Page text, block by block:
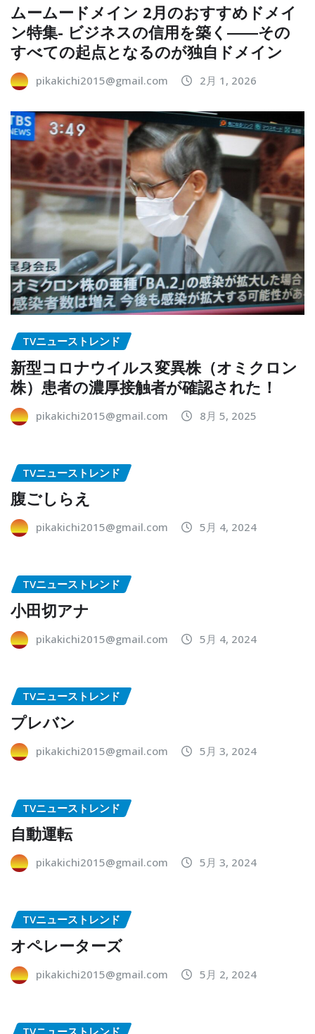
ムームードメイン 2月のおすすめドメイ
ン特集- ビジネスの信用を築く――その
すべての起点となるのが独自ドメイン
pikakichi2015@gmail.com 2月 1, 2026
TVニューストレンド
新型コロナウイルス変異株（オミクロン
株）患者の濃厚接触者が確認された！
pikakichi2015@gmail.com 8月 5, 2025
TVニューストレンド
腹ごしらえ
pikakichi2015@gmail.com 5月 4, 2024
TVニューストレンド
小田切アナ
pikakichi2015@gmail.com 5月 4, 2024
TVニューストレンド
プレバン
pikakichi2015@gmail.com 5月 3, 2024
TVニューストレンド
自動運転
pikakichi2015@gmail.com 5月 3, 2024
TVニューストレンド
オペレーターズ
pikakichi2015@gmail.com 5月 2, 2024
TVニューストレンド